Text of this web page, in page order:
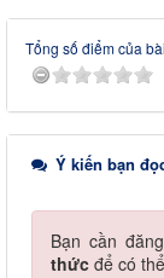
Tổng số điểm của
Ý kiến bạn
Bạn cần
thức để có